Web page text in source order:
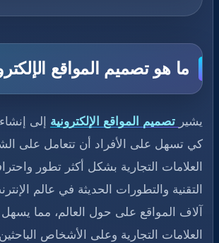
ما هو تصميم المواقع
يشير تصميم المواقع الإلكترونية إلى
كي تسهل على الأفراد أن تتعامل على
العلامات التجارية بشكل أكثر تطور
التقنية‏ والتطورات الحديثة في عالم
آلاف المواقع على حول العالم، مما يسهل
العلامات التجارية وعلى الأشخاص